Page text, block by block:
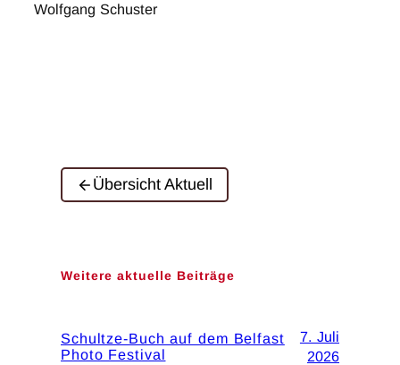
Wolfgang Schuster
Übersicht Aktuell
Weitere aktuelle Beiträge
Schultze-Buch auf dem Belfast
Photo Festival
7. Juli
2026